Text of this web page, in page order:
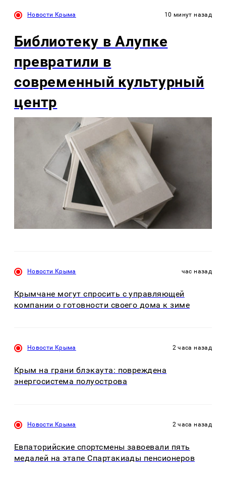
Новости Крыма 10 минут назад
Библиотеку в Алупке
превратили в
современный культурный
центр
Новости Крыма час назад
Крымчане могут спросить с управляющей
компании о готовности своего дома к зиме
Новости Крыма 2 часа назад
Крым на грани блэкаута: повреждена
энергосистема полуострова
Новости Крыма 2 часа назад
Евпаторийские спортсмены завоевали пять
медалей на этапе Спартакиады пенсионеров